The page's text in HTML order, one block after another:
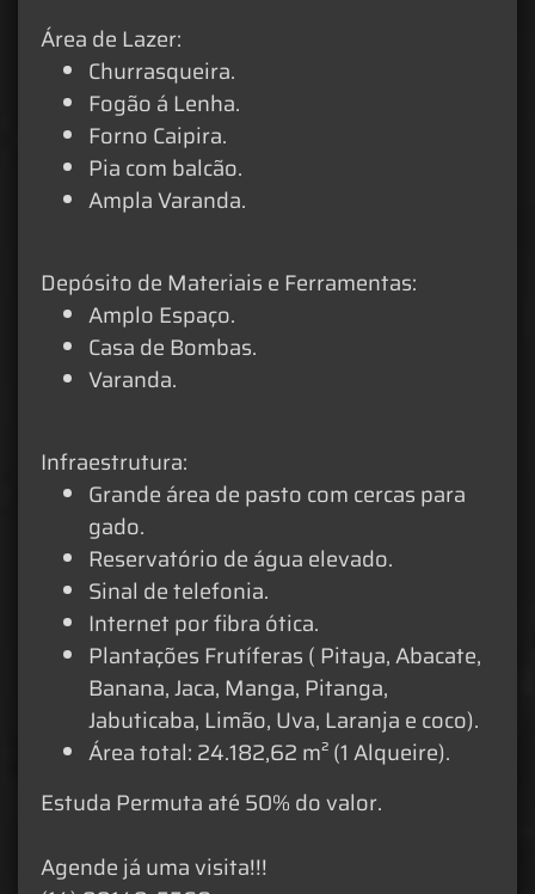
Área de Lazer:
Churrasqueira.
Fogão á Lenha.
Forno Caipira.
Pia com balcão.
Ampla Varanda.
Depósito de Materiais e Ferramentas:
Amplo Espaço.
Casa de Bombas.
Varanda.
Infraestrutura:
Grande área de pasto com cercas para
gado.
Reservatório de água elevado.
Sinal de telefonia.
Internet por fibra ótica.
Plantações Frutíferas ( Pitaya, Abacate,
Banana, Jaca, Manga, Pitanga,
Jabuticaba, Limão, Uva, Laranja e coco).
Área total: 24.182,62 m² (1 Alqueire).
Estuda Permuta até 50% do valor.
Agende já uma visita!!!